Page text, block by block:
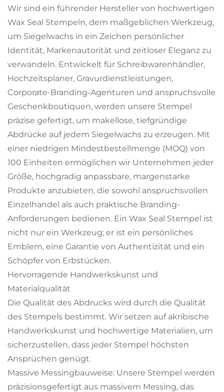
Wir sind ein führender Hersteller von hochwertigen
Wax Seal Stempeln, dem maßgeblichen Werkzeug,
um Siegelwachs in ein Zeichen persönlicher
Identität, Markenautorität und zeitloser Eleganz zu
verwandeln. Entwickelt für Schreibwarenhändler,
Hochzeitsplaner, Gravurdienstleistungen,
Corporate-Branding-Agenturen und anspruchsvolle
Geschenkboutiquen, werden unsere Stempel
präzise gefertigt, um makellose, tiefgründige
Abdrücke auf jedem Siegelwachs zu erzeugen. Mit
einer niedrigen Mindestbestellmenge (MOQ) von
100 Einheiten ermöglichen wir Unternehmen jeder
Größe, hochgradig anpassbare, margenstarke
Produkte anzubieten, die sowohl anspruchsvollen
Einzelhandel als auch praktische Branding-
Anforderungen bedienen. Ein Wax Seal Stempel ist
nicht nur ein Werkzeug; er ist ein persönliches
Emblem, eine Garantie von Authentizität und ein
Schöpfer von Erbstücken.
Hervorragende Handwerkskunst und
Materialqualität
Die Qualität des Abdrucks wird durch die Qualität
des Stempels bestimmt. Wir setzen auf akribische
Handwerkskunst und hochwertige Materialien, um
sicherzustellen, dass jeder Stempel höchsten
Ansprüchen genügt.
Massive Messingbauweise: Unsere Stempel werden
präzisionsgefertigt aus massivem Messing, das